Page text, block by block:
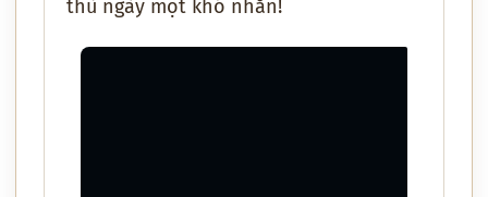
thù ngày một khó nhằn!